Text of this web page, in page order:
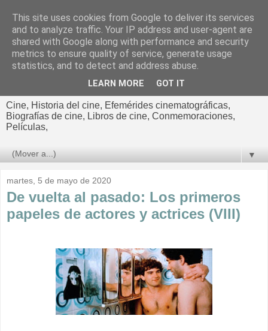
El cultural
cinematográfico de Jorge
Cine, Historia del cine, Efemérides cinematográficas,
Biografías de cine, Libros de cine, Conmemoraciones,
Películas,
▼
martes, 5 de mayo de 2020
De vuelta al pasado: Los primeros
papeles de actores y actrices (VIII)
This site uses cookies from Google to deliver its services
and to analyze traffic. Your IP address and user-agent are
shared with Google along with performance and security
metrics to ensure quality of service, generate usage
statistics, and to detect and address abuse.
LEARN MORE GOT IT